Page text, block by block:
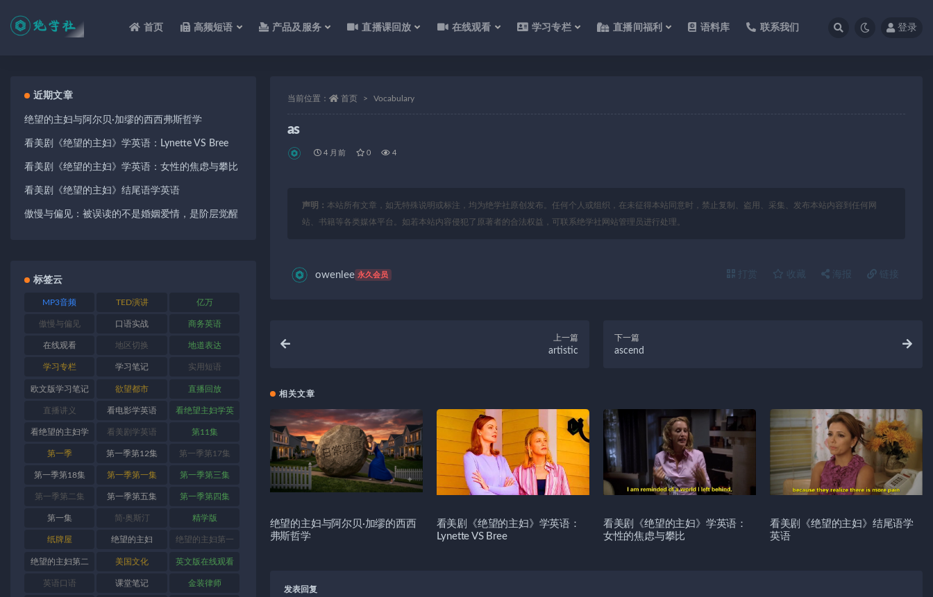
首页 高频短语 产品及服务 直播课回放 在线观看 学习专栏 直播间福利 语料库 联系我们 登录
当前位置： 首页 Vocabulary
as
4 月前 0 4
声明： 本站所有文章，如无特殊说明或标注，均为绝学社原创发布。任何个人或组织，在未征得本站同意时，禁止复制、盗用、采集、发布本站内容到任何网
站、书籍等各类媒体平台。如若本站内容侵犯了原著者的合法权益，可联系绝学社网站管理员进行处理。
owenlee 永久会员 打赏 收藏 海报 链接
上一篇
artistic
下一篇
ascend
相关文章
绝望的主妇与阿尔贝·加缪的西西
弗斯哲学
看美剧《绝望的主妇》学英语：
Lynette VS Bree
看美剧《绝望的主妇》学英语：
女性的焦虑与攀比
看美剧《绝望的主妇》结尾语学
英语
发表回复
近期文章
绝望的主妇与阿尔贝·加缪的西西弗斯哲学
看美剧《绝望的主妇》学英语：Lynette VS Bree
看美剧《绝望的主妇》学英语：女性的焦虑与攀比
看美剧《绝望的主妇》结尾语学英语
傲慢与偏见：被误读的不是婚姻爱情，是阶层觉醒
标签云
MP3音频 TED演讲 亿万
傲慢与偏见 口语实战 商务英语
在线观看 地区切换 地道表达
学习专栏 学习笔记 实用短语
欧文版学习笔记 欲望都市 直播回放
直播讲义 看电影学英语 看绝望主妇学英
语
看绝望的主妇学
英语
看美剧学英语 第11集
第一季 第一季第12集 第一季第17集
第一季第18集 第一季第一集 第一季第三集
第一季第二集 第一季第五集 第一季第四集
第一集 简·奥斯汀 精学版
纸牌屋 绝望的主妇 绝望的主妇第一
季
绝望的主妇第二
季
美国文化 英文版在线观看
英语口语 课堂笔记 金装律师